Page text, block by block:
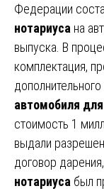
Федерации
нотариуса на
выпуска. В
комплектация,
автомобиля
стоимость 1
выдали
договор
нотариуса был